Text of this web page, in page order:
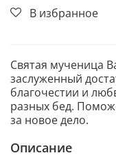
В избранное
Святая мученица
заслуженный
благочестии и
разных бед.
за новое дело.
Описание